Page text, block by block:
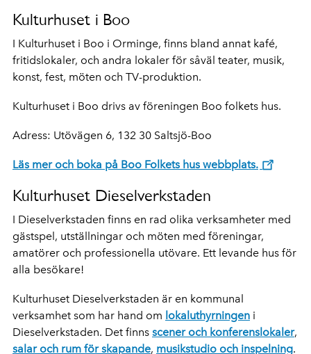
Kulturhuset i Boo
I Kulturhuset i Boo i Orminge, finns bland annat kafé,
fritidslokaler, och andra lokaler för såväl teater, musik,
konst, fest, möten och TV-produktion.
Kulturhuset i Boo drivs av föreningen Boo folkets hus.
Adress: Utövägen 6, 132 30 Saltsjö-Boo
Läs mer och boka på Boo Folkets hus webbplats.
Kulturhuset Dieselverkstaden
I Dieselverkstaden finns en rad olika verksamheter med
gästspel, utställningar och möten med föreningar,
amatörer och professionella utövare. Ett levande hus för
alla besökare!
Kulturhuset Dieselverkstaden är en kommunal
verksamhet som har hand om lokaluthyrningen i
Dieselverkstaden. Det finns scener och konferenslokaler,
salar och rum för skapande, musikstudio och inspelning.